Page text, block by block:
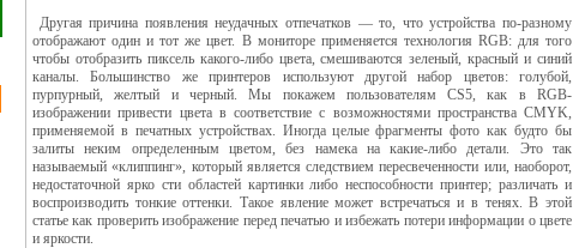
Другая причина появления неудачных отпечатков — то, что устройства по-разному
отображают один и тот же цвет. В мониторе применяется технология RGB: для того
чтобы отобразить пиксель какого-либо цвета, смешиваются зеленый, красный и синий
каналы. Большинство же принтеров используют другой набор цветов: голубой,
пурпурный, желтый и черный. Мы покажем пользователям CS5, как в RGB-
изображении привести цвета в соответствие с возможностями пространства CMYK,
применяемой в печатных устройствах. Иногда целые фрагменты фото как будто бы
залиты неким определенным цветом, без намека на какие-либо детали. Это так
называемый «клиппинг», который является следствием пересвеченности или, наоборот,
недостаточной ярко сти областей картинки либо неспособности принтер; различать и
воспроизводить тонкие оттенки. Такое явление может встречаться и в тенях. В этой
статье как проверить изображение перед печатью и избежать потери информации о цвете
и яркости.